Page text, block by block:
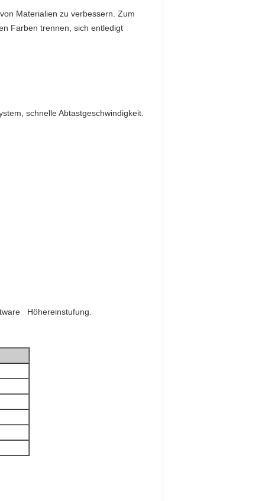
Materialien zu verbessern. Zum
Farben trennen, sich entledigt
schnelle Abtastgeschwindigkeit.
Höhereinstufung.